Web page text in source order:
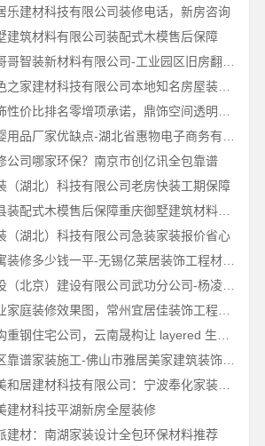
乐建材科技有限公司装修电话，新房咨询
建筑材料有限公司装配式木模售后保障
嘉兴绿色之家建材科技有限公司本地知名房屋装修服务环保
公司哪家环保？南京市创亿讯全包靠谱
（湖北）科技有限公司老房快装工期保障
周边区县装配式木模售后保障重庆御墅建筑材料有限公司
（湖北）科技有限公司急装家装报价省心
滨湖公寓装修多少钱一平-无锡亿莱居装饰工程材料有限公司
中蓝建投（北京）建设有限公司武功分公司-杨凌全包十大品牌
武进专业家庭装修效果图，常州宜居佳装饰工程有限公司精心打造
佛山市区靠谱家装施工-佛山市雅居美家建筑装饰工程有限公司
宁波雅美和居建材科技有限公司：宁波奉化家装装修线下门店地址
建材科技平湖新房全屋装修
建材：南湖家装设计全包环保材料推荐